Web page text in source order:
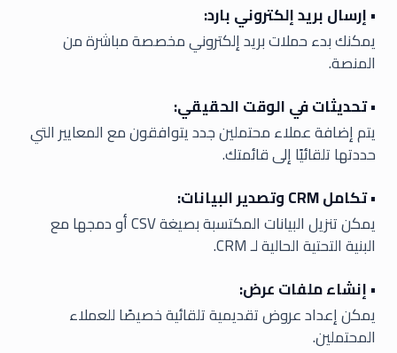
• إرسال بريد إلكتروني بارد:
يمكنك بدء حملات بريد إلكتروني مخصصة مباشرة من
المنصة.
• تحديثات في الوقت الحقيقي:
يتم إضافة عملاء محتملين جدد يتوافقون مع المعايير التي
حددتها تلقائيًا إلى قائمتك.
• تكامل CRM وتصدير البيانات:
يمكن تنزيل البيانات المكتسبة بصيغة CSV أو دمجها مع
البنية التحتية الحالية لـ CRM.
• إنشاء ملفات عرض:
يمكن إعداد عروض تقديمية تلقائية خصيصًا للعملاء
المحتملين.